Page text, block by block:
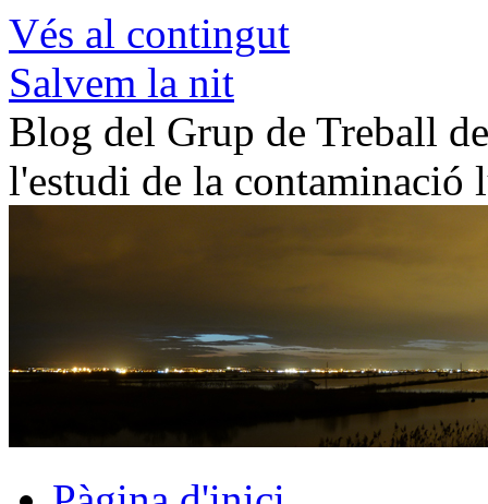
Vés al contingut
Salvem la nit
Blog del Grup de Treball
l'estudi de la contaminació